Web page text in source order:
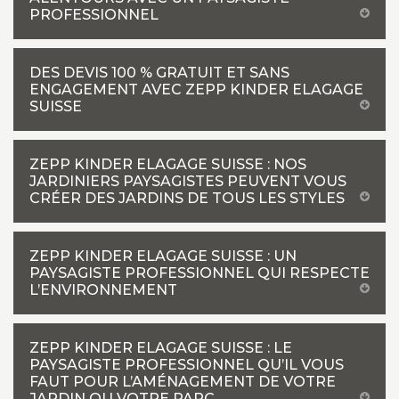
PROFESSIONNEL
DES DEVIS 100 % GRATUIT ET SANS
ENGAGEMENT AVEC ZEPP KINDER ELAGAGE
SUISSE
ZEPP KINDER ELAGAGE SUISSE : NOS
JARDINIERS PAYSAGISTES PEUVENT VOUS
CRÉER DES JARDINS DE TOUS LES STYLES
ZEPP KINDER ELAGAGE SUISSE : UN
PAYSAGISTE PROFESSIONNEL QUI RESPECTE
L’ENVIRONNEMENT
ZEPP KINDER ELAGAGE SUISSE : LE
PAYSAGISTE PROFESSIONNEL QU’IL VOUS
FAUT POUR L’AMÉNAGEMENT DE VOTRE